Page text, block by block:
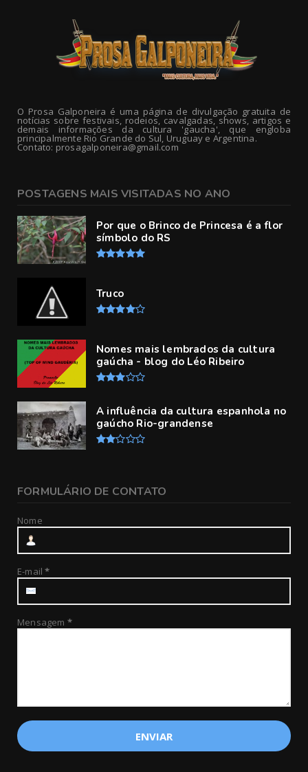
O Prosa Galponeira é uma página de divulgação gratuita de
notícias sobre festivais, rodeios, cavalgadas, shows, artigos e
demais informações da cultura 'gaucha', que engloba
principalmente Rio Grande do Sul, Uruguay e Argentina.
Contato: prosagalponeira@gmail.com
POSTAGENS MAIS VISITADAS NO ANO
Por que o Brinco de Princesa é a flor
símbolo do RS
Truco
Nomes mais lembrados da cultura
gaúcha - blog do Léo Ribeiro
A influência da cultura espanhola no
gaúcho Rio-grandense
FORMULÁRIO DE CONTATO
Nome
E-mail*
Mensagem *